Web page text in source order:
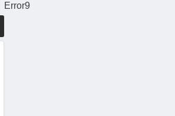
Error9